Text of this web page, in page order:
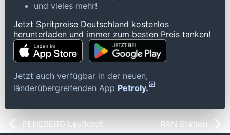
und vieles mehr!
Jetzt Spritpreise Deutschland kostenlos
herunterladen und immer zum besten Preis tanken!
Jetzt auch verfügbar in der neuen,
länderübergreifenden App Petroly.
FENEBERG Leutkirch RAN Station